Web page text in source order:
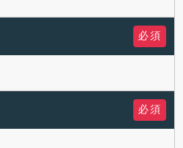
必須
必須